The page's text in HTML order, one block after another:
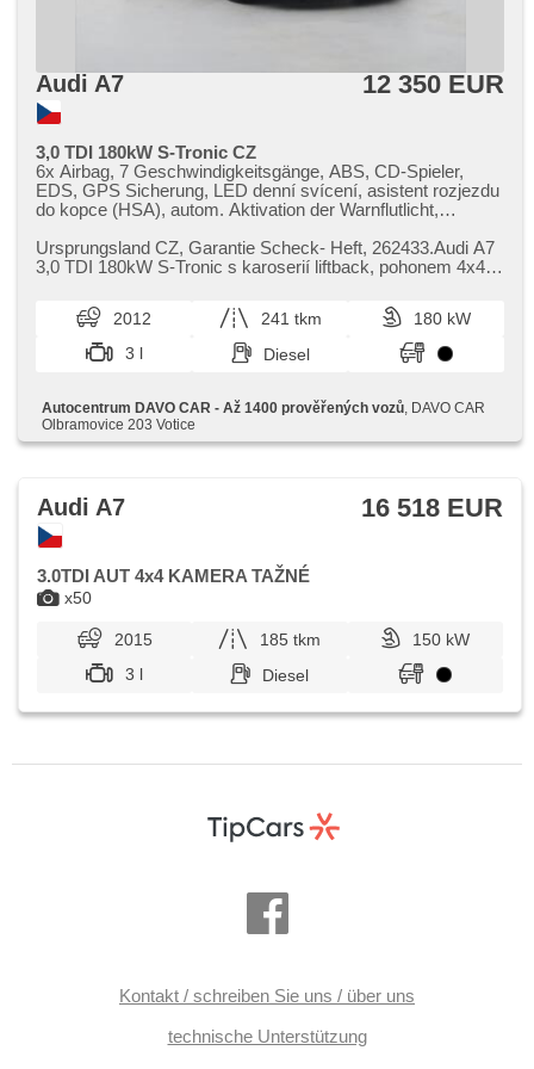
Sitze, paměť nastavení sedadla řidiče, Reifendrucksensor,
Autoradio, digitální příjem rádia (DAB), Außenthermometer,
beheizte Spiegel, vyhřívané trysky ostřikovačů čelního skla,
zadní loketní opěrka, Heckscheibenwischer, Getönte
Scheiben, zatmavená zadní skla, Anhängevorrichtung, el.
tažné zařízení, digitální přístrojová deska, wifi hotspot
Audi A7 12 350 EUR
3,0 TDI 180kW S-Tronic CZ
6x Airbag, 7 Geschwindigkeitsgänge, ABS, CD-Spieler,
EDS, GPS Sicherung, LED denní svícení, asistent rozjezdu
do kopce (HSA), autom. Aktivation der Warnflutlicht,
Scheinwerfer, Brems-Assistent, Zentralverriegelung mit
Funkfernbedienung, täglich Leuchten, Teilbare
Deckel des Kofferraums, El. Spiegel, elektronická ruční
brzda, Wegfahrsperre, isofix, Ledersitze, Lederpolsterung,
Multifunktionslenkrad, Lenkrad einstellbar,
Scheinwerferwaschanlagen, Bordcomputer, erfüllt 'EURO
Antriebsschlupfregelung (ASR), Scheibenwischersensor,
Lichtsensor, Reifendrucksensor, Elektronisches
Stabilitätsprogramm (ESP), Start-Stop System, starten per
Ausziehbare Kopflehnen, höheneinstellbare Sitze,
höheneinstellbare Fahrersitz, Xenonscheinwerfer, zadní
loketní opěrka, Heck LED Leuchte
Ursprungsland CZ,​ Garantie Scheck​- Heft,​ 262433.Audi A7
3,​0 TDI 180kW S​-Tronic s karoserií liftback,​ pohonem 4x4 a
2012 241 tkm
180 kW
3 l
Diesel
Autocentrum DAVO CAR - Až 1400 prověřených vozů , DAVO CAR
Olbramovice 203 Votice
x50
Audi A7 16 518 EUR
3.0TDI AUT 4x4 KAMERA TAŽNÉ
2015 185 tkm
150 kW
3 l
Diesel
Kontakt / schreiben Sie uns / über uns
technische Unterstützung